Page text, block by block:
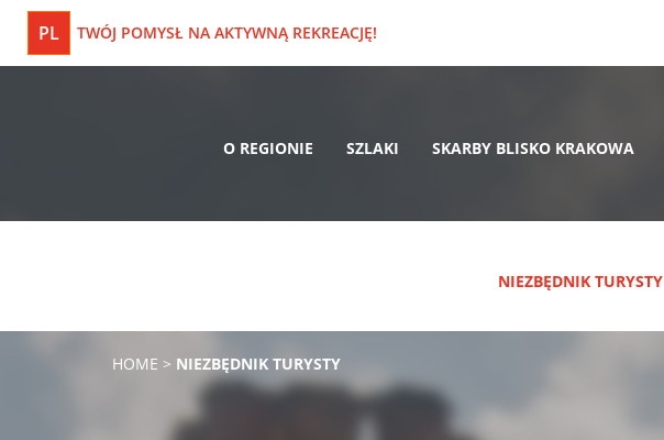
PL TWÓJ POMYSŁ NA AKTYWNĄ REKREACJĘ!
O REGIONIE SZLAKI SKARBY BLISKO KRAKOWA
NIEZBĘDNIK TURYSTY
HOME > NIEZBĘDNIK TURYSTY